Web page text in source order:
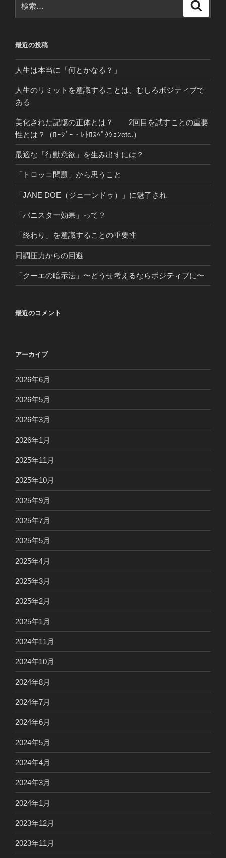
索:
最近の投稿
人生は本当に「何とかなる？」
人生のリミットを意識することは、むしろポジティブで
ある
美化された記憶の正体とは？ 2回目を試すことの重要
性とは？（ﾛｰｼﾞｰ・ﾚﾄﾛｽﾍﾟｸｼｮﾝetc.）
最適な「行動意欲」を生み出すには？
「トロッコ問題」から思うこと
「JANE DOE（ジェーンドゥ）」に魅了され
「バニスター効果」って？
「終わり」を意識することの重要性
同調圧力からの回避
「クーエの暗示法」〜どうせ考えるならポジティブに〜
最近のコメント
アーカイブ
2026年6月
2026年5月
2026年3月
2026年1月
2025年11月
2025年10月
2025年9月
2025年7月
2025年5月
2025年4月
2025年3月
2025年2月
2025年1月
2024年11月
2024年10月
2024年8月
2024年7月
2024年6月
2024年5月
2024年4月
2024年3月
2024年1月
2023年12月
2023年11月